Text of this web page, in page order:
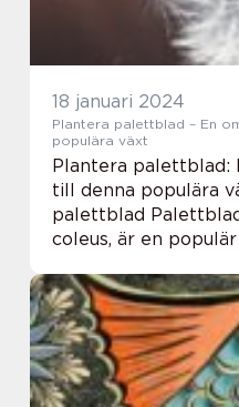
18 januari 2024
Plantera palettblad – En
populära växt
Plantera palettblad:
till denna populära
palettblad
coleus, är en
utomhus- och
kommer a...